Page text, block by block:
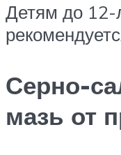
Детям до 12-
Серно-
мазь от